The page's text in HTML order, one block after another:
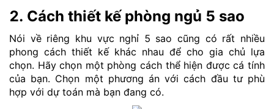
2. Cách thiết kế phòng ngủ 5 sao
Nói về riêng khu vực nghỉ 5 sao cũng có rất nhiều
phong cách thiết kế khác nhau để cho gia chủ lựa
chọn. Hãy chọn một phòng cách thể hiện được cá tính
của bạn. Chọn một phương án với cách đầu tư phù
hợp với dự toán mà bạn đang có.